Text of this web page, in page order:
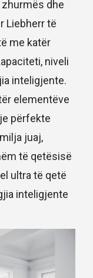
dhe
Liebherr të
me katër
niveli
inteligjente.
elementëve
përfekte
juaj,
të qetësisë
ultra të qetë
inteligjente